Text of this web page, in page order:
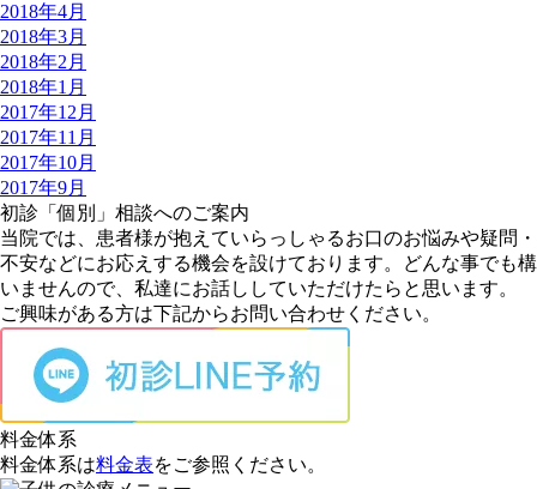
2018年4月
2018年3月
2018年2月
2018年1月
2017年12月
2017年11月
2017年10月
2017年9月
初診「個別」相談へのご案内
当院では、患者様が抱えていらっしゃるお口のお悩みや疑問・
不安などにお応えする機会を設けております。どんな事でも構
いませんので、私達にお話ししていただけたらと思います。
ご興味がある方は下記からお問い合わせください。
料金体系
料金体系は料金表をご参照ください。